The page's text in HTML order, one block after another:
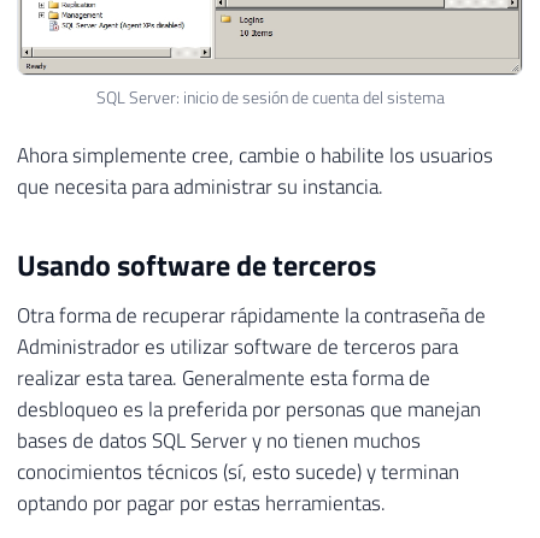
SQL Server: inicio de sesión de cuenta del sistema
Ahora simplemente cree, cambie o habilite los usuarios
que necesita para administrar su instancia.
Usando software de terceros
Otra forma de recuperar rápidamente la contraseña de
Administrador es utilizar software de terceros para
realizar esta tarea. Generalmente esta forma de
desbloqueo es la preferida por personas que manejan
bases de datos SQL Server y no tienen muchos
conocimientos técnicos (sí, esto sucede) y terminan
optando por pagar por estas herramientas.